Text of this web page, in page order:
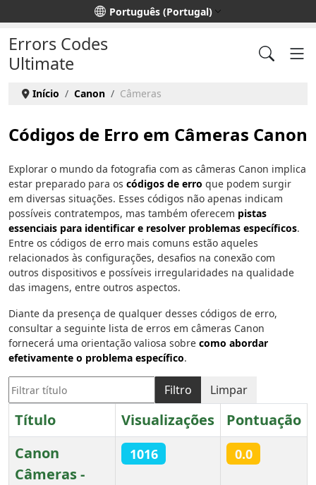
Escolha o seu idioma Português (Portugal)
Errors Codes
Ultimate
Início Canon Câmeras
Códigos de Erro em Câmeras Canon
Explorar o mundo da fotografia com as câmeras Canon implica
estar preparado para os códigos de erro que podem surgir
em diversas situações. Esses códigos não apenas indicam
possíveis contratempos, mas também oferecem pistas
essenciais para identificar e resolver problemas específicos.
Entre os códigos de erro mais comuns estão aqueles
relacionados às configurações, desafios na conexão com
outros dispositivos e possíveis irregularidades na qualidade
das imagens, entre outros aspectos.
Diante da presença de qualquer desses códigos de erro,
consultar a seguinte lista de erros em câmeras Canon
fornecerá uma orientação valiosa sobre como abordar
efetivamente o problema específico.
Filtrar título
Filtro Limpar
Título Visualizações
Pontuação
Canon
Câmeras -
1016 0.0